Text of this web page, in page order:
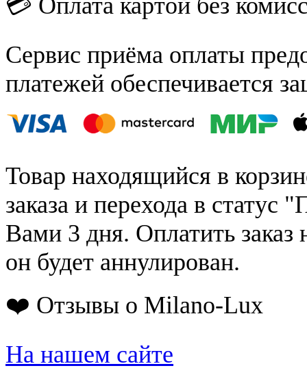
Сервис приёма оплаты
платежей обеспечивается
Товар находящийся в
заказа и перехода в статус
Вами 3 дня. Оплатить заказ
он будет аннулирован.
❤️ Отзывы о Milano-Lux
На нашем сайте